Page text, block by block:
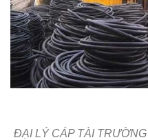
ĐẠI LÝ CÁP TÀI